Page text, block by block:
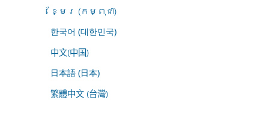
ខ្មែរ (កម្ពុជា)
한국어 (대한민국)
中文(中国)
日本語 (日本)
繁體中文 (台灣)